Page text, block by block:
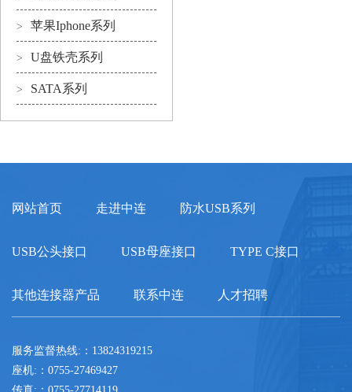
> 苹果Iphone系列
> U盘铁壳系列
> SATA系列
网站首页 走进中连 防水USB系列
USB公头接口 USB母座接口 TYPE C接口
其他连接器产品 联系中连 人才招聘
服务监督热线:：13824319215
座机:：0755-27469427